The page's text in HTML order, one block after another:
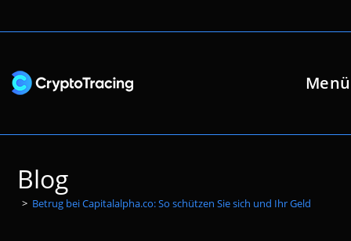
Inhalt
Menü
Blog
> Betrug bei Capitalalpha.co: So schützen Sie sich und Ihr Geld